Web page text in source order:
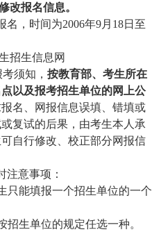
改报名信息。
名，时间为2006年9月18日至
招生信息网
须知， 按教育部、考生所在
以及报考招生单位的网上公
报名、网报信息误填、错填或
复试的后果，由考生本人承
自行修改、校正部分网报信
注意事项：
只能填报一个招生单位的一个
招生单位的规定任选一种。